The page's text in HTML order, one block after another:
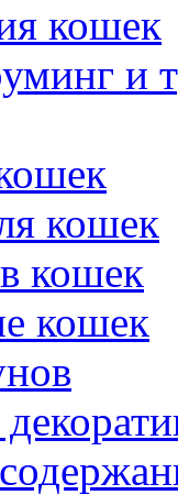
кошек
и
кошек
кошек
кошек